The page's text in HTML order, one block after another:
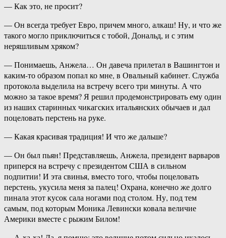
— Как это, не просит?
— Он всегда требует Евро, причем много, алкаш! Ну, и что же
такого могло приключиться с тобой, Дональд, и с этим
неряшливым хряком?
— Понимаешь, Анжела… Он давеча прилетал в Вашингтон и
каким-то образом попал ко мне, в Овальный кабинет. Служба
протокола выделила на встречу всего три минуты. А что
можно за такое время? Я решил продемонстрировать ему один
из наших старинных чикагских итальянских обычаев и дал
поцеловать перстень на руке.
— Какая красивая традиция! И что же дальше?
— Он был пьян! Представляешь, Анжела, президент варваров
приперся на встречу с президентом США в сильном
подпитии! И эта свинья, вместо того, чтобы поцеловать
перстень, укусила меня за палец! Охрана, конечно же долго
пинала этот кусок сала ногами под столом. Ну, под тем
самым, под которым Моника Левински ковала величие
Америки вместе с рыжим Билом!